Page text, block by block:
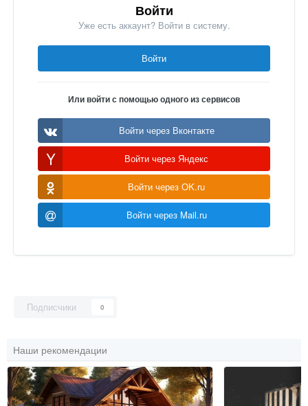
Войти
Уже есть аккаунт? Войти в систему.
Войти
Или войти с помощью одного из сервисов
Войти через Вконтакте
Войти через Яндекс
Войти через OK.ru
Войти через Mail.ru
Подписчики 0
Наши рекомендации